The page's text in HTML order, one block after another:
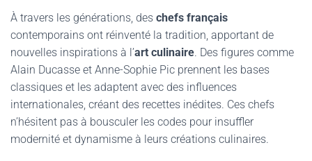
À travers les générations, des chefs français
contemporains ont réinventé la tradition, apportant de
nouvelles inspirations à l’art culinaire. Des figures comme
Alain Ducasse et Anne-Sophie Pic prennent les bases
classiques et les adaptent avec des influences
internationales, créant des recettes inédites. Ces chefs
n’hésitent pas à bousculer les codes pour insuffler
modernité et dynamisme à leurs créations culinaires.